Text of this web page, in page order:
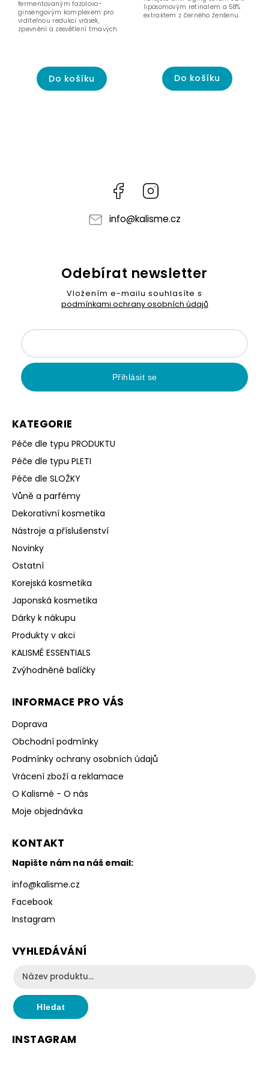
Do košíku
fermentovaným fazolovo-
ginsengovým komplexem pro
viditelnou redukci vrásek,
zpevnění a zesvětlení tmavých
Do košíku
liposomovým retinalem a 58%
extraktem z černého ženšenu.
Facebook
info@kalisme.cz
KATEGORIE
Péče dle typu PRODUKTU
Péče dle typu PLETI
Péče dle SLOŽKY
Vůně a parfémy
Dekorativní kosmetika
Nástroje a příslušenství
Novinky
Ostatní
Korejská kosmetika
Japonská kosmetika
Dárky k nákupu
Produkty v akci
KALISMÉ ESSENTIALS
Zvýhodněné balíčky
INFORMACE PRO VÁS
Doprava
Obchodní podmínky
Podmínky ochrany osobních údajů
Vrácení zboží a reklamace
O Kalismé - O nás
Moje objednávka
KONTAKT
Napište nám na náš email:
info@kalisme.cz
Facebook
Instagram
VYHLEDÁVÁNÍ
Hledat
Odebírat newsletter
Vložením e-mailu souhlasíte s
podmínkami ochrany osobních údajů
Přihlásit se
INSTAGRAM